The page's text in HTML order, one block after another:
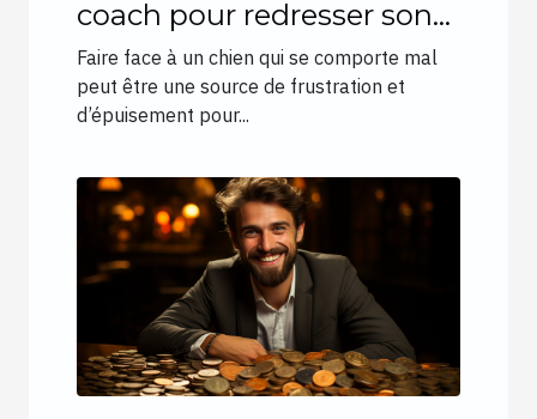
coach pour redresser son
chien ?
Faire face à un chien qui se comporte mal
peut être une source de frustration et
d’épuisement pour...